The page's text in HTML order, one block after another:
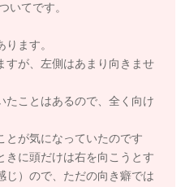
いてです。
ます。
すが、左側はあまり向きませ
たことはあるので、全く向け
とが気になっていたのです
きに頭だけは右を向こうとす
じ）ので、ただの向き癖では